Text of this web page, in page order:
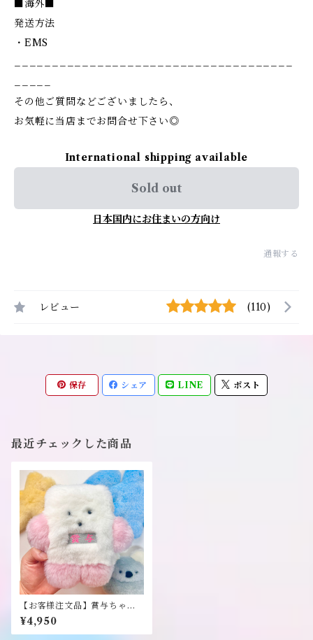
■海外■
発送方法
・EMS
その他ご質問などございましたら、
お気軽に当店までお問合せ下さい◎
International shipping available
Sold out
日本国内にお住まいの方向け
通報する
レビュー (110)
保存 シェア LINE ポスト
最近チェックした商品
【お客様注文品】賞与ちゃん
ぬいぐるみ《風子》
¥4,950